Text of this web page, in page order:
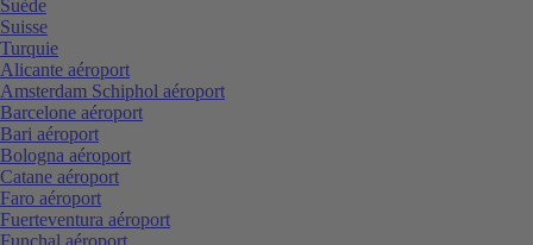
Suède
Suisse
Turquie
Alicante aéroport
Amsterdam Schiphol aéroport
Barcelone aéroport
Bari aéroport
Bologna aéroport
Catane aéroport
Faro aéroport
Fuerteventura aéroport
Funchal aéroport